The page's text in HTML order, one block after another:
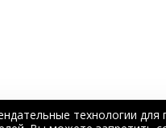
технологии для